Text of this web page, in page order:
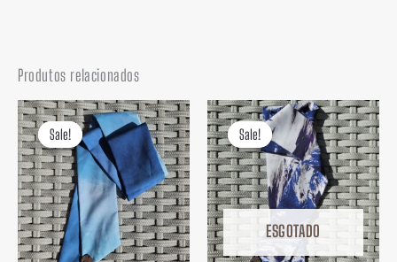
Produtos relacionados
Sale!
Sale!
O
preço
original
era:
R$ 42,00.
O
preço
atual
é:
R$ 29,00.
Sale!
ESGOTADO
Sale!
O
preço
original
era:
R$ 42,00.
O
preço
atual
é:
R$ 29,00.